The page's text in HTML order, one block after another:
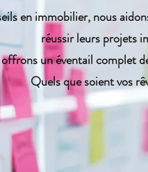
en immobilier, nous
réussir leurs projets
un éventail complet
Quels que soient vos